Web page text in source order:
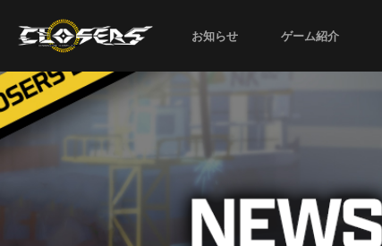
お知らせ ゲーム紹介